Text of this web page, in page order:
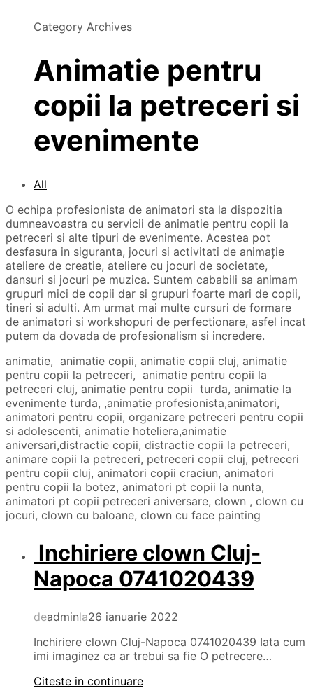
Category Archives
Animatie pentru
copii la petreceri si
evenimente
All
O echipa profesionista de animatori sta la dispozitia
dumneavoastra cu servicii de animatie pentru copii la
petreceri si alte tipuri de evenimente. Acestea pot
desfasura in siguranta, jocuri si activitati de animaţie
ateliere de creatie, ateliere cu jocuri de societate,
dansuri si jocuri pe muzica. Suntem cababili sa animam
grupuri mici de copii dar si grupuri foarte mari de copii,
tineri si adulti. Am urmat mai multe cursuri de formare
de animatori si workshopuri de perfectionare, asfel incat
putem da dovada de profesionalism si incredere.
animatie, animatie copii, animatie copii cluj, animatie
pentru copii la petreceri, animatie pentru copii la
petreceri cluj, animatie pentru copii turda, animatie la
evenimente turda, ,animatie profesionista,animatori,
animatori pentru copii, organizare petreceri pentru copii
si adolescenti, animatie hoteliera,animatie
aniversari,distractie copii, distractie copii la petreceri,
animare copii la petreceri, petreceri copii cluj, petreceri
pentru copii cluj, animatori copii craciun, animatori
pentru copii la botez, animatori pt copii la nunta,
animatori pt copii petreceri aniversare, clown , clown cu
jocuri, clown cu baloane, clown cu face painting
Inchiriere clown Cluj-
Napoca 0741020439
deadminla26 ianuarie 2022
Inchiriere clown Cluj-Napoca 0741020439 Iata cum
imi imaginez ca ar trebui sa fie O petrecere…
Citeste in continuare